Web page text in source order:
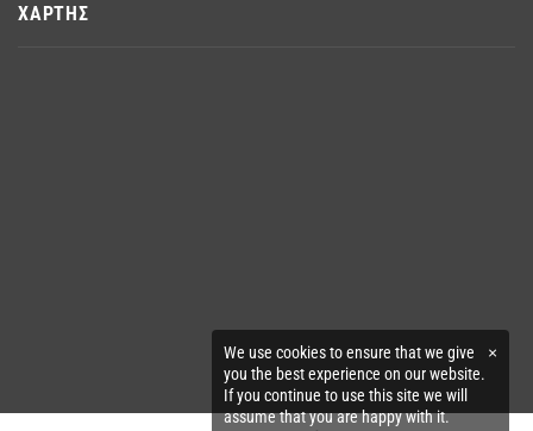
ΧΑΡΤΗΣ
×
We use cookies to ensure that we give
you the best experience on our website.
If you continue to use this site we will
assume that you are happy with it.